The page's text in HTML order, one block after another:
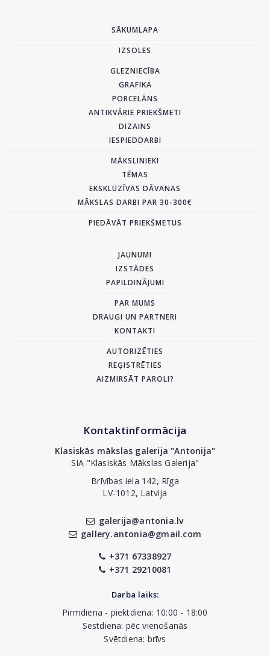
SĀKUMLAPA
IZSOLES
GLEZNIECĪBA
GRAFIKA
PORCELĀNS
ANTIKVĀRIE PRIEKŠMETI
DIZAINS
IESPIEDDARBI
MĀKSLINIEKI
TĒMAS
EKSKLUZĪVAS DĀVANAS
MĀKSLAS DARBI PAR 30-300€
PIEDĀVĀT PRIEKŠMETUS
JAUNUMI
IZSTĀDES
PAPILDINĀJUMI
PAR MUMS
DRAUGI UN PARTNERI
KONTAKTI
AUTORIZĒTIES
REĢISTRĒTIES
AIZMIRSĀT PAROLI?
Kontaktinformācija
Klasiskās mākslas galerija "Antonija"
SIA "Klasiskās Mākslas Galerija"
Brīvības iela 142, Rīga
LV-1012, Latvija
galerija@antonia.lv
gallery.antonia@gmail.com
+371 67338927
+371 29210081
Darba laiks:
Pirmdiena - piektdiena: 10:00 - 18:00
Sestdiena: pēc vienošanās
Svētdiena: brīvs